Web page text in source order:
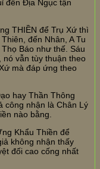
đến Địa Ngục tận
THIỀN để Trụ Xứ thì
đến Nhân, A Tu
Báo như thế. Sáu
nó vẫn tùy thuận theo
mà đáp ứng theo
hay Thần Thông
công nhận là Chân Lý
nào bằng.
Khẩu Thiền để
không nhận thấy
đối cao cống nhất